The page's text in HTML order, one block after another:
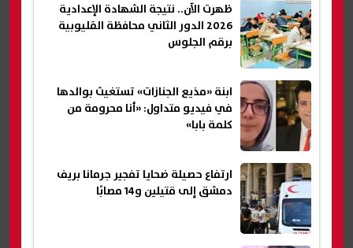
ظهرت الآن.. نتيجة الشهادة الإعدادية
2026 الدور الثاني محافظة القليوبية
برقم الجلوس
ابنة «مذيع الجنازات» تستغيث بوالدها
في فيديو متداول: «أنا محرومة من
كلمة بابا»
ارتفاع حصيلة ضحايا تفجير جرمانا بريف
دمشق إلى قتيلين و14 مصابًا